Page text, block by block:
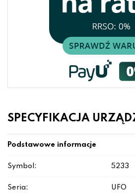
SPECYFIKACJA
Podstawowe informacje
Symbol: 5233
Seria: UFO